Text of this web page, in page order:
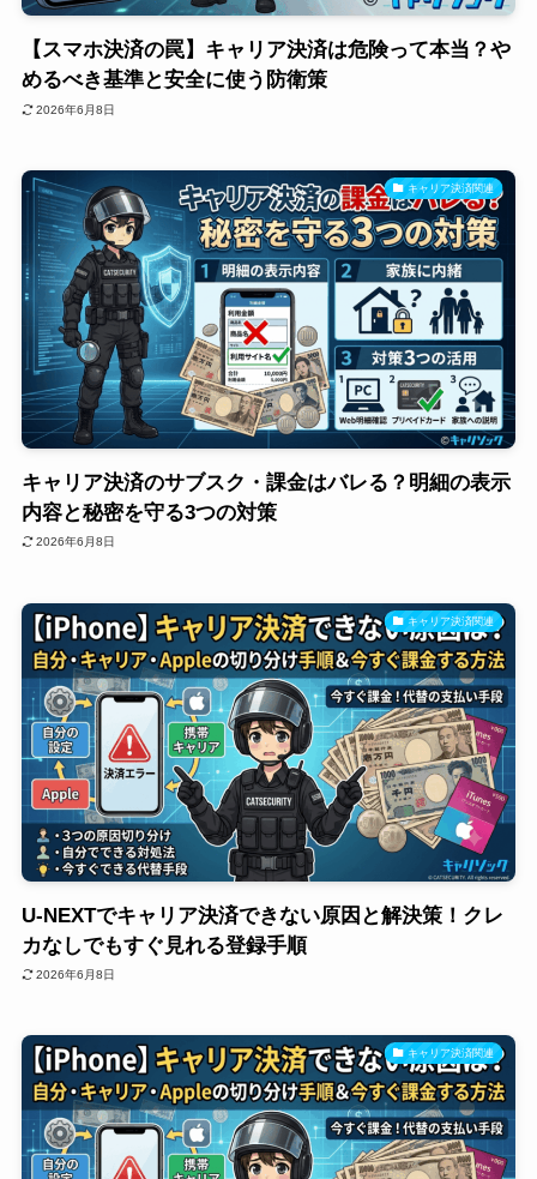
【スマホ決済の罠】キャリア決済は危険って本当？や
めるべき基準と安全に使う防衛策
2026年6月8日
キャリア決済関連
キャリア決済のサブスク・課金はバレる？明細の表示
内容と秘密を守る3つの対策
2026年6月8日
キャリア決済関連
U-NEXTでキャリア決済できない原因と解決策！クレ
カなしでもすぐ見れる登録手順
2026年6月8日
キャリア決済関連